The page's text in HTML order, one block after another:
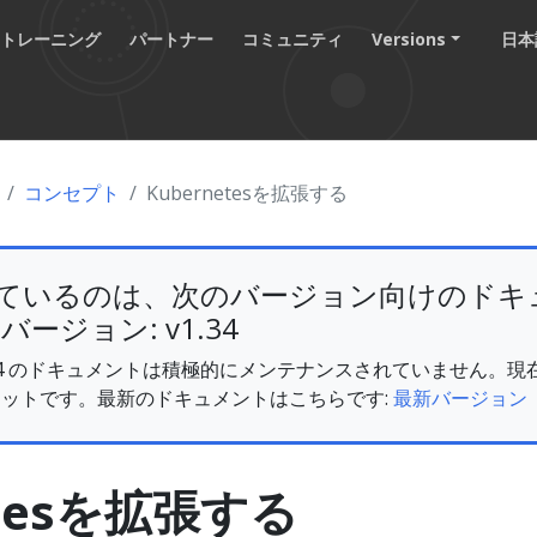
トレーニング パートナー コミュニティ Versions 日
コンセプト Kubernetesを拡張する
いるのは、次のバージョン向けのド
ージョン: v1.34
ドキュメントは積極的にメンテナンスされていません。現
トです。最新のドキュメントはこちらです: 最新バージョン
を拡張する